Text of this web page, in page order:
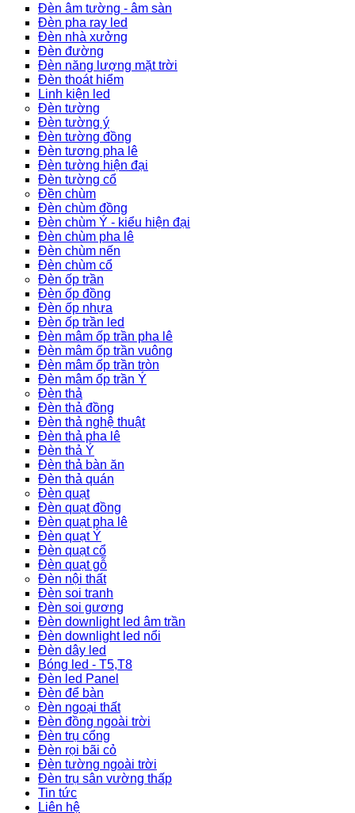
Đèn âm tường - âm sàn
Đèn pha ray led
Đèn nhà xưởng
Đèn đường
Đèn năng lượng mặt trời
Đèn thoát hiểm
Linh kiện led
Đèn tường
Đèn tường ý
Đèn tường đồng
Đèn tương pha lê
Đèn tường hiện đại
Đèn tường cổ
Đền chùm
Đèn chùm đồng
Đèn chùm Ý - kiểu hiện đại
Đèn chùm pha lê
Đèn chùm nến
Đèn chùm cổ
Đèn ốp trần
Đèn ốp đồng
Đèn ốp nhựa
Đèn ốp trần led
Đèn mâm ốp trần pha lê
Đèn mâm ốp trần vuông
Đèn mâm ốp trần tròn
Đèn mâm ốp trần Ý
Đèn thả
Đèn thả đồng
Đèn thả nghệ thuật
Đèn thả pha lê
Đèn thả Ý
Đèn thả bàn ăn
Đèn thả quán
Đèn quạt
Đèn quạt đồng
Đèn quạt pha lê
Đèn quạt Ý
Đèn quạt cổ
Đèn quạt gỗ
Đèn nội thất
Đèn soi tranh
Đèn soi gương
Đèn downlight led âm trần
Đèn downlight led nổi
Đèn dây led
Bóng led - T5,T8
Đèn led Panel
Đèn để bàn
Đèn ngoại thất
Đèn đồng ngoài trời
Đèn trụ cổng
Đèn rọi bãi cỏ
Đèn tường ngoài trời
Đèn trụ sân vường thấp
Tin tức
Liên hệ